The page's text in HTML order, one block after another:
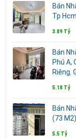
Bán
Tp
3.89 Tỷ
Bán
Phú A,
Riêng.
5.18 Tỷ
Bán
(73
5.5 Tỷ